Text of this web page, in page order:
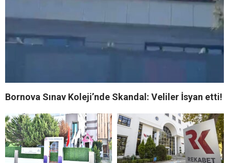
Bornova Sınav Koleji’nde Skandal: Veliler İsyan etti!